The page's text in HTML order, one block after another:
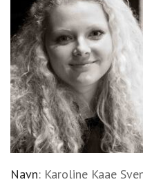
Navn: Karoline Kaae